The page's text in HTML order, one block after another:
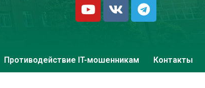
Противодействие IT-мошенникам Контакты